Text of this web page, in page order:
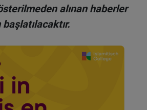
alınan haberler